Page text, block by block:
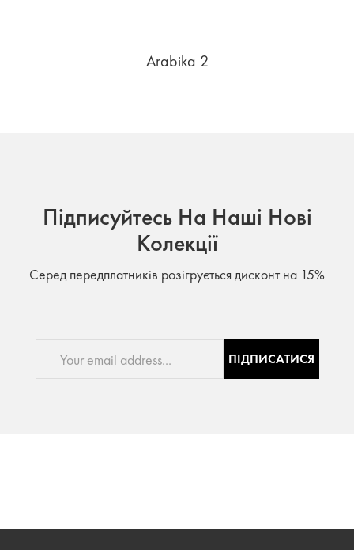
Arabika 2
Підписуйтесь На Наші Нові
Колекції
Серед передплатників розігрується дисконт на 15%
ПІДПИСАТИСЯ